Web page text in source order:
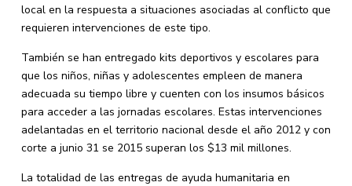
local en la respuesta a situaciones asociadas al conflicto que
requieren intervenciones de este tipo.
También se han entregado kits deportivos y escolares para
que los niños, niñas y adolescentes empleen de manera
adecuada su tiempo libre y cuenten con los insumos básicos
para acceder a las jornadas escolares. Estas intervenciones
adelantadas en el territorio nacional desde el año 2012 y con
corte a junio 31 se 2015 superan los $13 mil millones.
La totalidad de las entregas de ayuda humanitaria en